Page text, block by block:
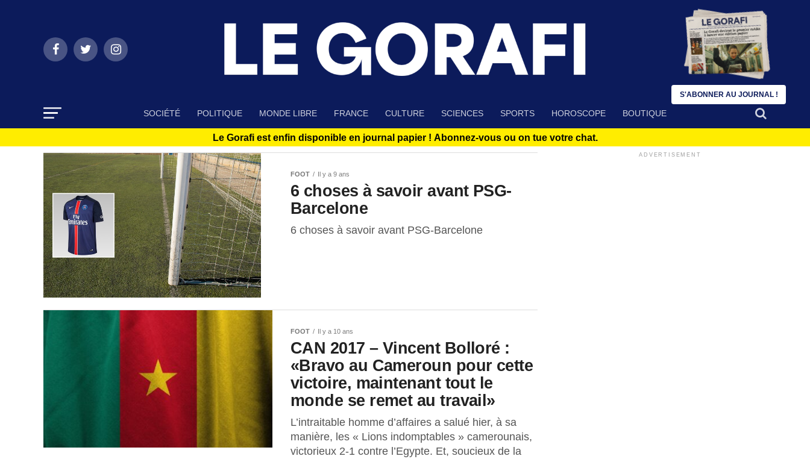
SOCIÉTÉ POLITIQUE MONDE LIBRE FRANCE CULTURE SCIENCES SPORTS HOROSCOPE BOUTIQUE
Le Gorafi est enfin disponible en journal papier ! Abonnez-vous ou on tue votre chat.
FOOT Il y a 9 ans
6 choses à savoir avant PSG-
Barcelone
6 choses à savoir avant PSG-Barcelone
FOOT Il y a 10 ans
CAN 2017 – Vincent Bolloré :
«Bravo au Cameroun pour cette
victoire, maintenant tout le
monde se remet au travail»
L’intraitable homme d’affaires a salué hier, à sa
manière, les « Lions indomptables » camerounais,
victorieux 2-1 contre l’Egypte. Et, soucieux de la
ADVERTISEMENT
S'ABONNER AU JOURNAL !